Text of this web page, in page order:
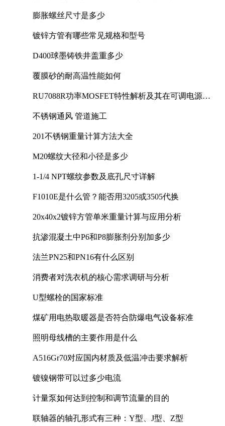
膨胀螺丝尺寸是多少
镀锌方管有哪些常见规格和型号
D400球墨铸铁井盖重多少
覆膜砂的耐高温性能如何
RU7088R功率MOSFET特性解析及其在可调电源设
不锈钢通风 管道施工
201不锈钢重量计算方法大全
M20螺纹大径和小径是多少
1-1/4 NPT螺纹参数及底孔尺寸详解
F1010E是什么管？能否用3205或3505代换
20x40x2镀锌方管单米重量计算与应用分析
抗渗混凝土中P6和P8膨胀剂分别加多少
法兰PN25和PN16有什么区别
消费者对洗衣机的核心需求调研与分析
U型螺栓的国家标准
煤矿用电热取暖器是否符合防爆电气设备标准
照明母线槽的主要作用是什么
A516Gr70对应国内材质及低温冲击要求解析
镀镍钢带可以过多少电流
计量泵如何达到控制和调节流量的目的
联轴器的轴孔形式有三种：Y型、J型、Z型